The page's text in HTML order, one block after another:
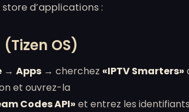
d’applications :
OS)
→ Apps → cherchez «IPTV Smarters»
et ouvrez-la
Codes API» et entrez les